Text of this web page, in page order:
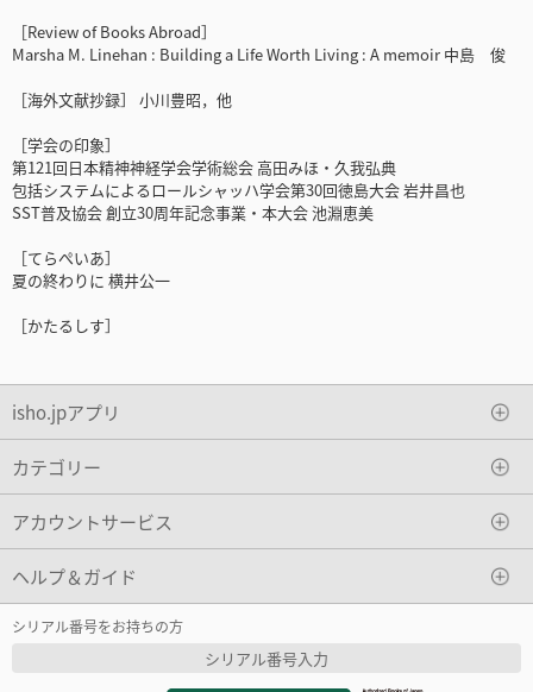
［Review of Books Abroad］
Marsha M. Linehan : Building a Life Worth Living : A memoir 中島 俊
［海外文献抄録］ 小川豊昭，他
［学会の印象］
第121回日本精神神経学会学術総会 高田みほ・久我弘典
包括システムによるロールシャッハ学会第30回徳島大会 岩井昌也
SST普及協会 創立30周年記念事業・本大会 池淵恵美
［てらぺいあ］
夏の終わりに 横井公一
［かたるしす］
isho.jpアプリ
カテゴリー
アカウントサービス
ヘルプ＆ガイド
シリアル番号をお持ちの方
シリアル番号入力